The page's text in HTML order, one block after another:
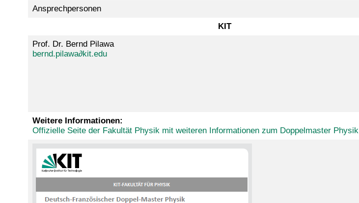
Ansprechpersonen
KIT
Prof. Dr. Bernd Pilawa
bernd.pilawa∂kit.edu
Weitere Informationen:
Offizielle Seite der Fakultät Physik mit weiteren Informationen zum Doppelmaster Physik